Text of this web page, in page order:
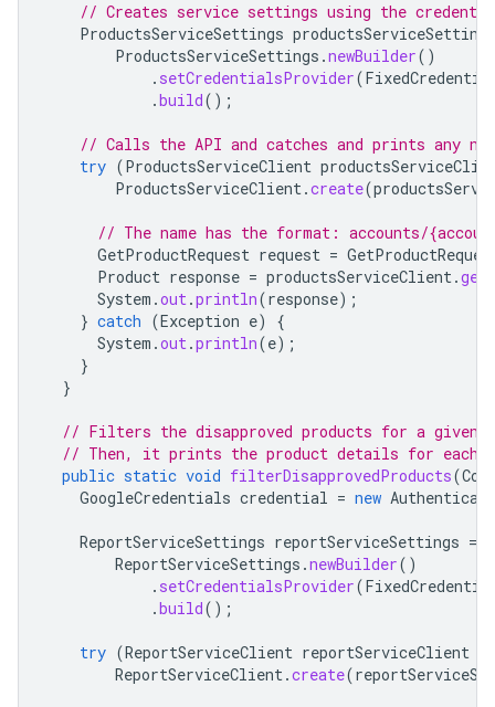
// Creates service settings using the
ProductsServiceSettings productsServiceSettings
ProductsServiceSettings .newBuilder()
. setCredentialsProvider(
.build();
// Calls the API and catches and prints any
try (ProductsServiceClient
ProductsServiceClient.create(
// The name has the format: accounts/
GetProductRequest request =
Product response = productsServiceClient.
System .out.println(response);
} catch (Exception e)
{
System .out.println(e);
}
}
// Filters the disapproved products for a given
// Then, it prints the product details for each
public static void filterDisapprovedProducts(
GoogleCredentials credential = new
ReportServiceSettings reportServiceSettings =
ReportServiceSettings .newBuilder()
. setCredentialsProvider(
.build();
try (ReportServiceClient reportServiceClient
ReportServiceClient.create(